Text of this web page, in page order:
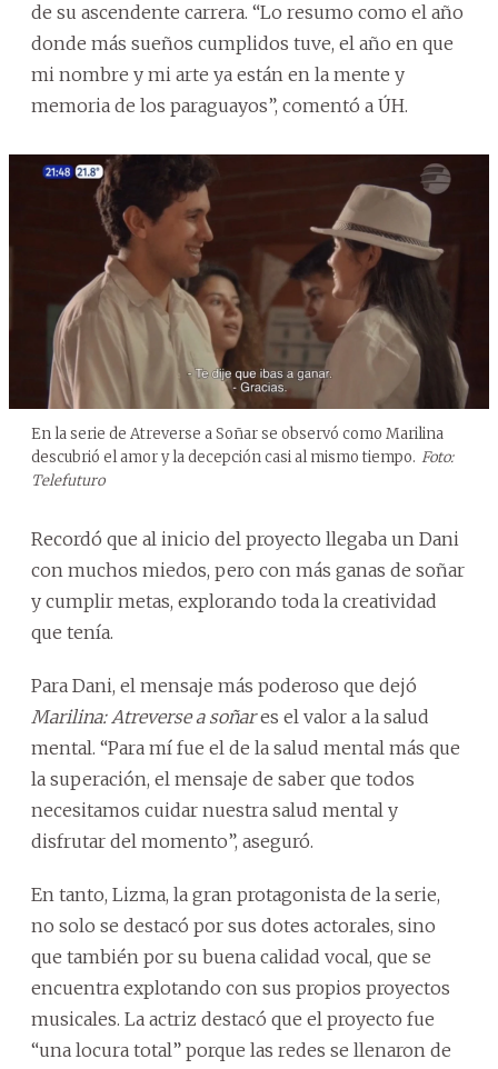
de su ascendente carrera. “Lo resumo como el año
donde más sueños cumplidos tuve, el año en que
mi nombre y mi arte ya están en la mente y
memoria de los paraguayos”, comentó a ÚH.
En la serie de Atreverse a Soñar se observó como Marilina
descubrió el amor y la decepción casi al mismo tiempo. Foto:
Telefuturo
Recordó que al inicio del proyecto llegaba un Dani
con muchos miedos, pero con más ganas de soñar
y cumplir metas, explorando toda la creatividad
que tenía.
Para Dani, el mensaje más poderoso que dejó
Marilina: Atreverse a soñares el valor a la salud
mental. “Para mí fue el de la salud mental más que
la superación, el mensaje de saber que todos
necesitamos cuidar nuestra salud mental y
disfrutar del momento”, aseguró.
En tanto, Lizma, la gran protagonista de la serie,
no solo se destacó por sus dotes actorales, sino
que también por su buena calidad vocal, que se
encuentra explotando con sus propios proyectos
musicales. La actriz destacó que el proyecto fue
“una locura total” porque las redes se llenaron de